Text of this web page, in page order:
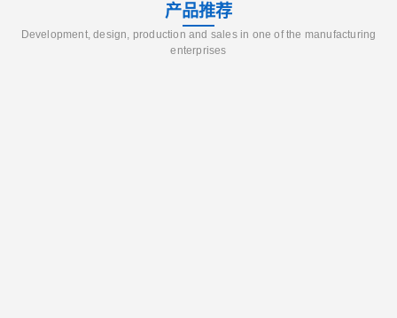
产品推荐
Development, design, production and sales in one of the manufacturing
enterprises